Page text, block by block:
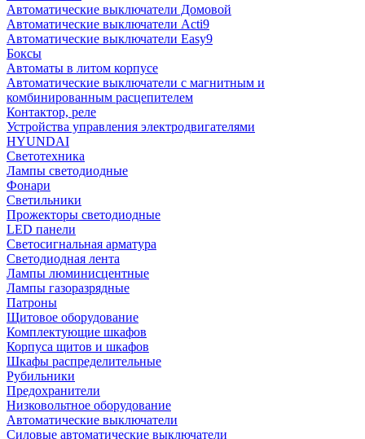
Автоматические выключатели Домовой
Автоматические выключатели Acti9
Автоматические выключатели Easy9
Боксы
Автоматы в литом корпусе
Автоматические выключатели с магнитным и
комбинированным расцепителем
Контактор, реле
Устройства управления электродвигателями
HYUNDAI
Светотехника
Лампы светодиодные
Фонари
Светильники
Прожекторы светодиодные
LED панели
Светосигнальная арматура
Светодиодная лента
Лампы люминисцентные
Лампы газоразрядные
Патроны
Щитовое оборудование
Комплектующие шкафов
Корпуса щитов и шкафов
Шкафы распределительные
Рубильники
Предохранители
Низковольтное оборудование
Автоматические выключатели
Силовые автоматические выключатели